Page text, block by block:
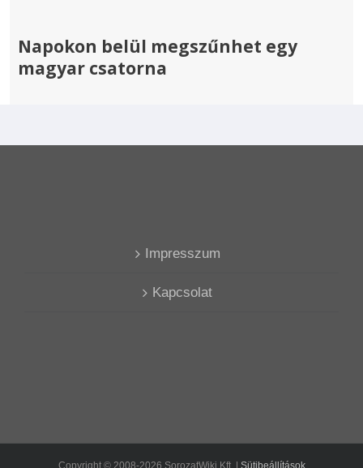
Napokon belül megszűnhet egy
magyar csatorna
Impresszum
Kapcsolat
Copyright © 2008-2026 SorozatWiki Kft. | Sütibeállítások